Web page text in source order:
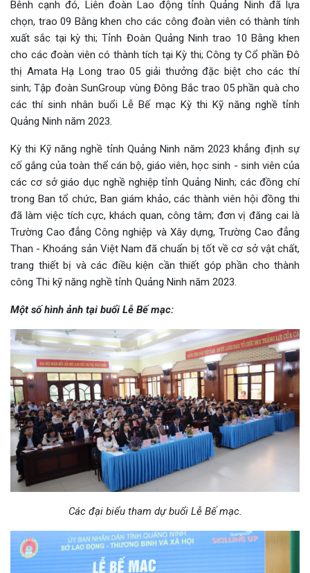
Bênh cạnh đó, Liên đoàn Lao động tỉnh Quảng Ninh đã lựa
chọn, trao 09 Bằng khen cho các công đoàn viên có thành tính
xuất sắc tại kỳ thi; Tỉnh Đoàn Quảng Ninh trao 10 Bằng khen
cho các đoàn viên có thành tích tại Kỳ thi; Công ty Cổ phần Đô
thị Amata Hạ Long trao 05 giải thưởng đặc biệt cho các thí
sinh; Tập đoàn SunGroup vùng Đông Bắc trao 05 phần quà cho
các thí sinh nhân buổi Lễ Bế mạc Kỳ thi Kỹ năng nghề tỉnh
Quảng Ninh năm 2023.
Kỳ thi Kỹ năng nghề tỉnh Quảng Ninh năm 2023 khẳng định sự
cố gắng của toàn thể cán bộ, giáo viên, học sinh - sinh viên của
các cơ sở giáo dục nghề nghiệp tỉnh Quảng Ninh; các đồng chí
trong Ban tổ chức, Ban giám khảo, các thành viên hội đồng thi
đã làm việc tích cực, khách quan, công tâm; đơn vị đăng cai là
Trường Cao đẳng Công nghiệp và Xây dựng, Trường Cao đẳng
Than - Khoáng sản Việt Nam đã chuẩn bị tốt về cơ sở vật chất,
trang thiết bị và các điều kiện cần thiết góp phần cho thành
công Thi kỹ năng nghề tỉnh Quảng Ninh năm 2023.
Một số hình ảnh tại buổi Lễ Bế mạc:
Các đại biểu tham dự buổi Lễ Bế mạc.